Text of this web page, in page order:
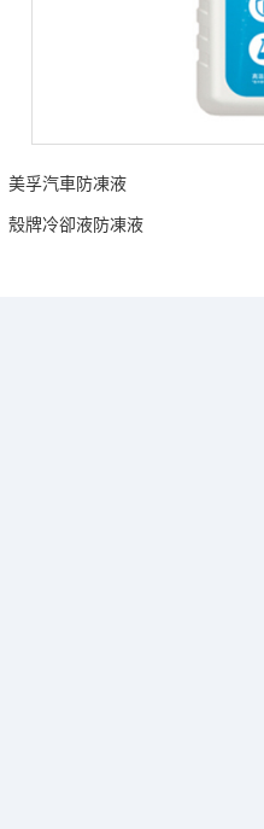
美孚汽車防凍液
殼牌冷卻液防凍液